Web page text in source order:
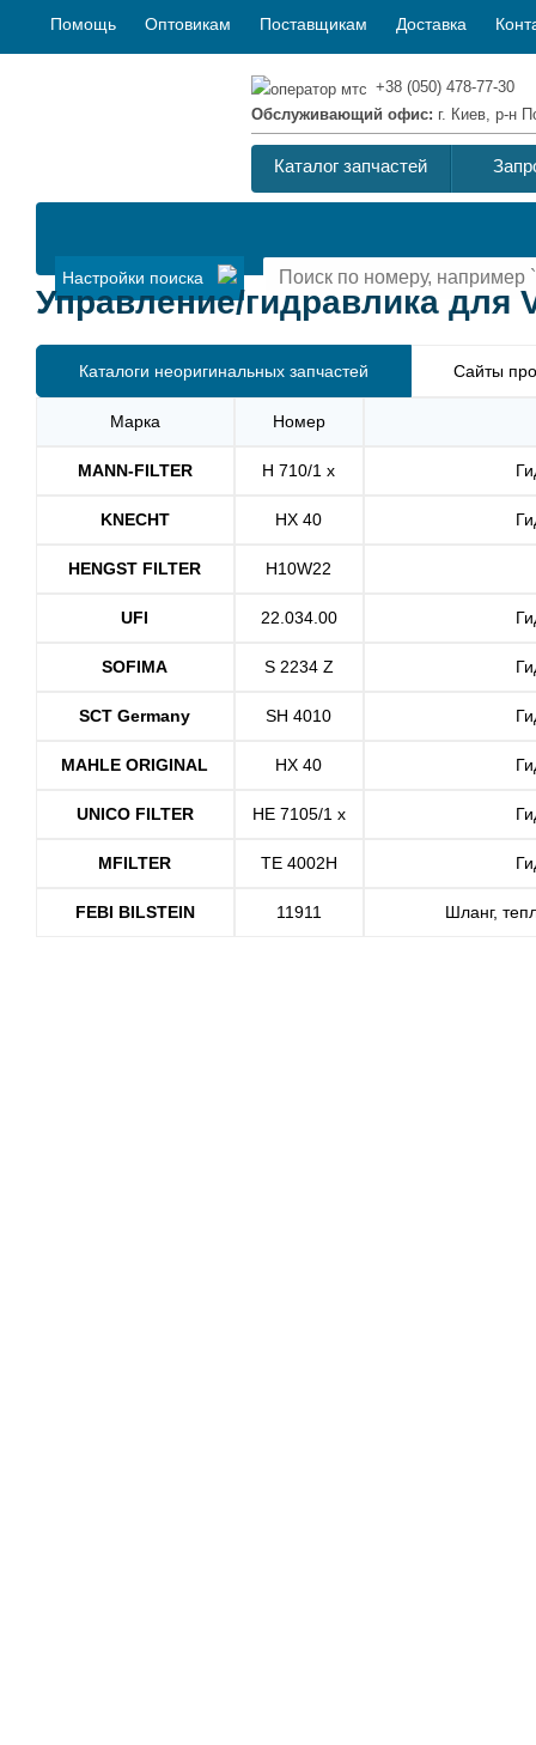
Помощь Оптовикам Поставщикам Доставка
+38 (050) 478-77-30
Обслуживающий офис: г. Киев, р-н
Каталог запчастей
Настройки поиска
Управление/гидравлика для
Каталоги неоригинальных запчастей Сайты
Марка Номер
MANN-FILTER H 710/1 x
KNECHT HX 40
HENGST FILTER H10W22
UFI 22.034.00
SOFIMA S 2234 Z
SCT Germany SH 4010
MAHLE ORIGINAL HX 40
UNICO FILTER HE 7105/1 x
MFILTER TE 4002H
FEBI BILSTEIN 11911 Шланг,